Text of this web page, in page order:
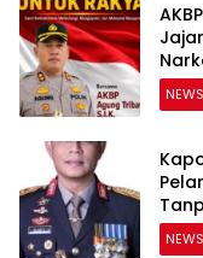
NEWS
NEWS